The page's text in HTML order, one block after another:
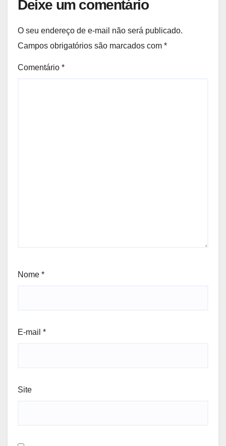
Deixe um comentário
O seu endereço de e-mail não será publicado.
Campos obrigatórios são marcados com *
Comentário *
Nome *
E-mail *
Site